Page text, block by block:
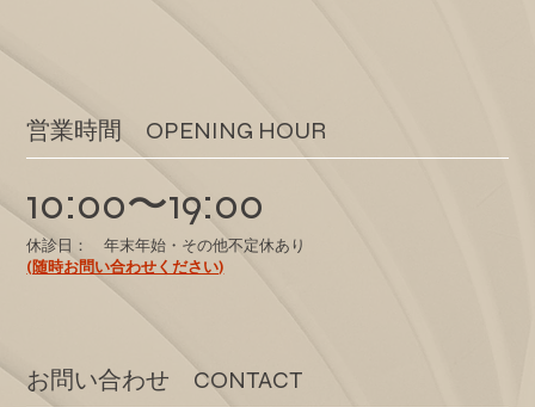
​営業時間 OPENING HOUR
10:00〜19:00
休診日： 年末年始・その他不定休あり
(随時お問い合わせください)
​お問い合わせ CONTACT